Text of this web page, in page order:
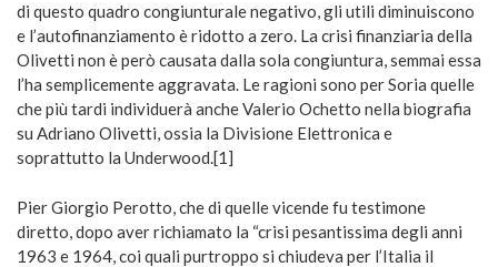
di questo quadro congiunturale negativo, gli utili diminuiscono
e l’autofinanziamento è ridotto a zero. La crisi finanziaria della
Olivetti non è però causata dalla sola congiuntura, semmai essa
l’ha semplicemente aggravata. Le ragioni sono per Soria quelle
che più tardi individuerà anche Valerio Ochetto nella biografia
su Adriano Olivetti, ossia la Divisione Elettronica e
soprattutto la Underwood.[1]
Pier Giorgio Perotto, che di quelle vicende fu testimone
diretto, dopo aver richiamato la “crisi pesantissima degli anni
1963 e 1964, coi quali purtroppo si chiudeva per l’Italia il